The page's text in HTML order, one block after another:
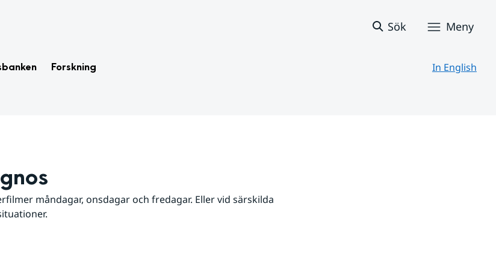
Sök Meny
Forskning In English
måndagar, onsdagar och fredagar. Eller vid särskilda